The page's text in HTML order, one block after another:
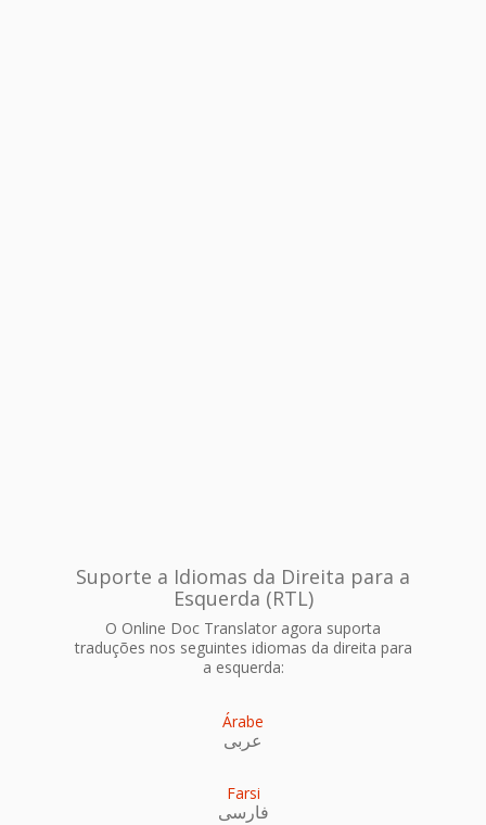
Suporte a Idiomas da Direita para a
Esquerda (RTL)
O Online Doc Translator agora suporta
traduções nos seguintes idiomas da direita para
a esquerda:
Árabe
عربى
Farsi
فارسی